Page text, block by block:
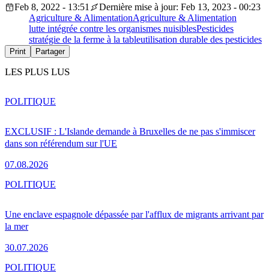
Feb 8, 2022 - 13:51
Dernière mise à jour: Feb 13, 2023 - 00:23
Agriculture & AlimentationAgriculture & Alimentation
lutte intégrée contre les organismes nuisiblesPesticides
stratégie de la ferme à la tableutilisation durable des pesticides
Print Partager
LES PLUS LUS
EXCLUSIF : L'Islande demande à Bruxelles de ne pas s'immiscer
dans son référendum sur l'UE
07.08.2026
POLITIQUE
Une enclave espagnole dépassée par l'afflux de migrants arrivant par
la mer
30.07.2026
POLITIQUE
POLITIQUE